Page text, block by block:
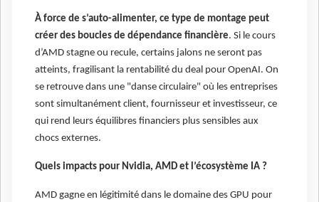
À force de s’auto-alimenter, ce type de montage peut
créer des boucles de dépendance financière. Si le cours
d’AMD stagne ou recule, certains jalons ne seront pas
atteints, fragilisant la rentabilité du deal pour OpenAI. On
se retrouve dans une "danse circulaire" où les entreprises
sont simultanément client, fournisseur et investisseur, ce
qui rend leurs équilibres financiers plus sensibles aux
chocs externes.
Quels impacts pour Nvidia, AMD et l’écosystème IA ?
AMD gagne en légitimité dans le domaine des GPU pour